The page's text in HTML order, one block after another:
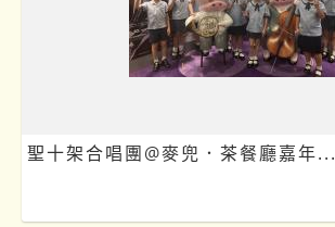
聖十架合唱團@麥兜．茶餐廳嘉年...